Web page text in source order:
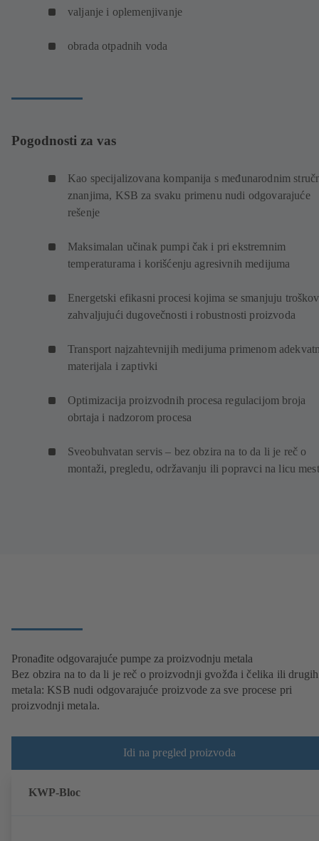
valjanje i oplemenjivanje
obrada otpadnih voda
Pogodnosti za vas
Kao specijalizovana kompanija s međunarodnim
znanjima, KSB za svaku primenu nudi odgovarajuće
rešenje
Maksimalan učinak pumpi čak i pri ekstremnim
temperaturama i korišćenju agresivnih medijuma
Energetski efikasni procesi kojima se smanjuju
zahvaljujući dugovečnosti i robustnosti proizvoda
Transport najzahtevnijih medijuma primenom
materijala i zaptivki
Optimizacija proizvodnih procesa regulacijom broja
obrtaja i nadzorom procesa
Sveobuhvatan servis – bez obzira na to da li je reč o
montaži, pregledu, održavanju ili popravci na licu
Pronađite odgovarajuće pumpe za proizvodnju metala
Bez obzira na to da li je reč o proizvodnji gvožđa i čelika ili drugih
metala: KSB nudi odgovarajuće proizvode za sve procese pri
proizvodnji metala.
Idi na pregled proizvoda
KWP-Bloc